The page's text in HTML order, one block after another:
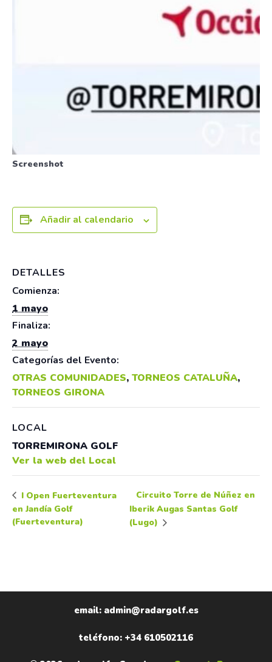
Screenshot
Añadir al calendario
DETALLES
Comienza:
1 mayo
Finaliza:
2 mayo
Categorías del Evento:
OTRAS COMUNIDADES, TORNEOS CATALUÑA,
TORNEOS GIRONA
LOCAL
TORREMIRONA GOLF
Ver la web del Local
I Open Fuerteventura
en Jandía Golf
(Fuerteventura)
Circuito Torre de Núñez en
Iberik Augas Santas Golf
(Lugo)
email: admin@radargolf.es
teléfono: +34 610502116